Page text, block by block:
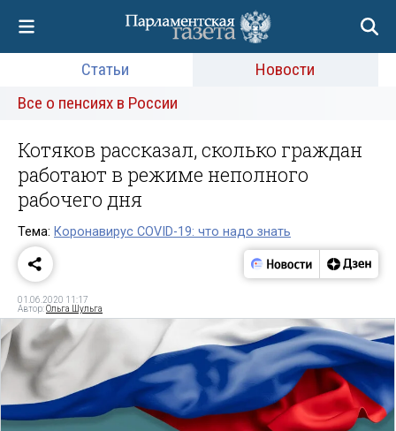
Статьи
Новости
Все о пенсиях в России
Котяков рассказал, сколько граждан
работают в режиме неполного
рабочего дня
Тема: Коронавирус COVID-19: что надо знать
01.06.2020 11:17
Автор:Ольга Шульга